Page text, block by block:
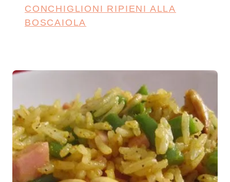
CONCHIGLIONI RIPIENI ALLA
BOSCAIOLA